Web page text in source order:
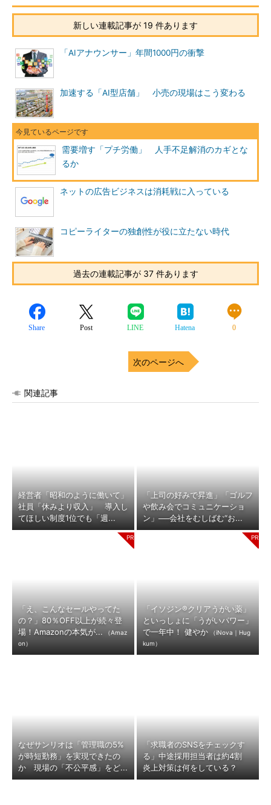
新しい連載記事が 19 件あります
「AIアナウンサー」年間1000円の衝撃
加速する「AI型店舗」 小売の現場はこう変わる
需要増す「プチ労働」 人手不足解消のカギとな
るか
ネットの広告ビジネスは消耗戦に入っている
コピーライターの独創性が役に立たない時代
過去の連載記事が 37 件あります
Share Post LINE Hatena 0
次のページへ
関連記事
経営者「昭和のように働いて」
社員「休みより収入」 導入し
てほしい制度1位でも「週...
「上司の好みで昇進」「ゴルフ
や飲み会でコミュニケーショ
ン」──会社をむしばむ“お...
「え、こんなセールやってた
の？」80％OFF以上が続々登
場！Amazonの本気が...
（Amaz
on）
「イソジン®クリアうがい薬」
といっしょに「うがいパワー」
で一年中！ 健やか
（iNova｜Hug
kum）
なぜサンリオは「管理職の5%
が時短勤務」を実現できたの
か 現場の「不公平感」をど...
「求職者のSNSをチェックす
る」中途採用担当者は約4割
炎上対策は何をしている？